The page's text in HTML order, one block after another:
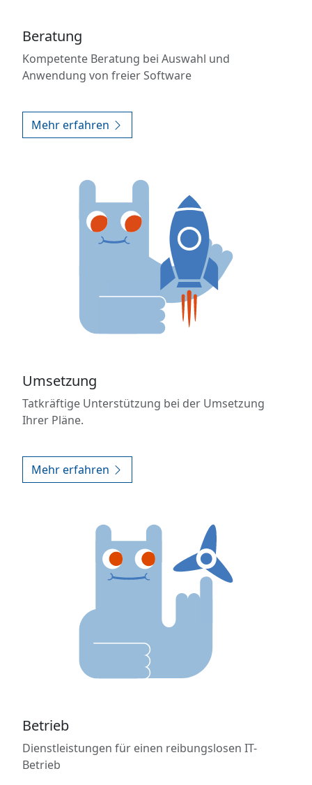
Beratung
Kompetente Beratung bei Auswahl und
Anwendung von freier Software
Mehr erfahren
Umsetzung
Tatkräftige Unterstützung bei der Umsetzung
Ihrer Pläne.
Mehr erfahren
Betrieb
Dienstleistungen für einen reibungslosen IT-
Betrieb